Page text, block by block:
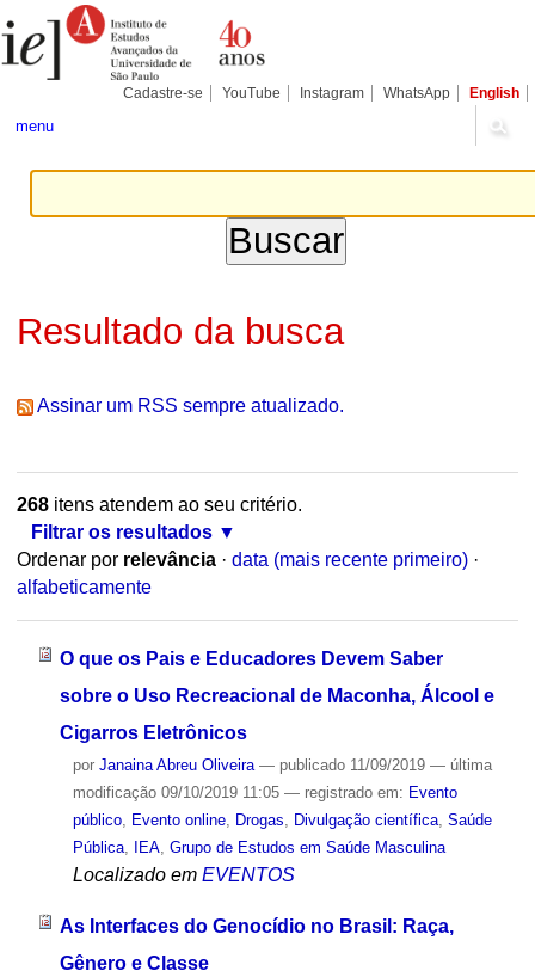
para
conteúdo.
Pessoais
Cadastre-se YouTube Instagram WhatsApp English
menu
Resultado da busca
Assinar um RSS sempre atualizado.
268itens atendem ao seu critério.
Filtrar os resultados
Ordenar por relevância · data (mais recente primeiro) ·
alfabeticamente
O que os Pais e Educadores Devem Saber
sobre o Uso Recreacional de Maconha, Álcool e
Cigarros Eletrônicos
por Janaina Abreu Oliveira — publicado11/09/2019 — última
modificação09/10/2019 11:05 — registrado em: Evento
público, Evento online, Drogas Divulgação científica, Saúde
Pública, IEA, Grupo de Estudos em Saúde Masculina
Localizado em EVENTOS
As Interfaces do Genocídio no Brasil: Raça,
Gênero e Classe